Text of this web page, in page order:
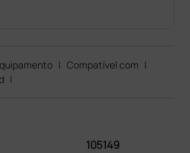
| Compatível com |
|
105149